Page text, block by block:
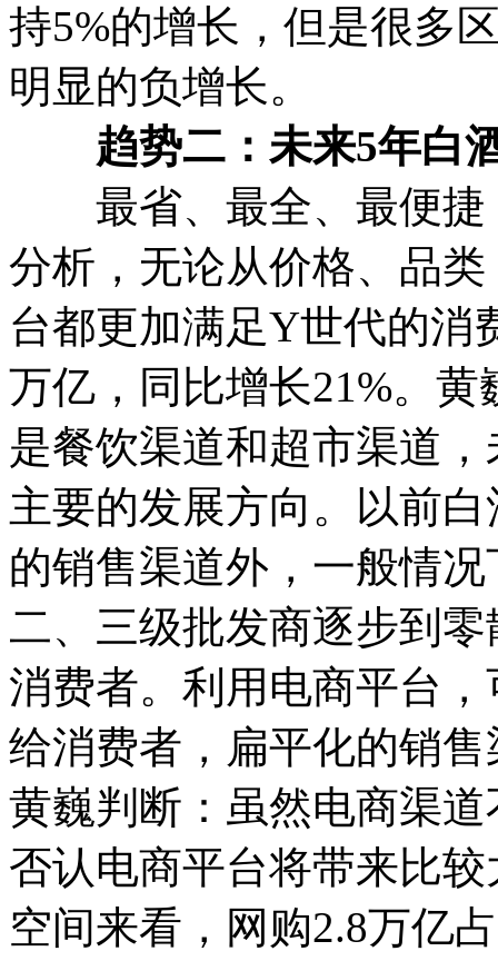
持5%的增长，但是很多
明显的负增长。
趋势二：未来5年白酒
最省、最全、最便捷
分析，无论从价格、品
台都更加满足Y世代的消
万亿，同比增长21%。
是餐饮渠道和超市渠道
主要的发展方向。以前
的销售渠道外，一般情
二、三级批发商逐步到
消费者。利用电商平台
给消费者，扁平化的销
黄巍判断：虽然电商渠
否认电商平台将带来比
空间来看，网购2.8万亿